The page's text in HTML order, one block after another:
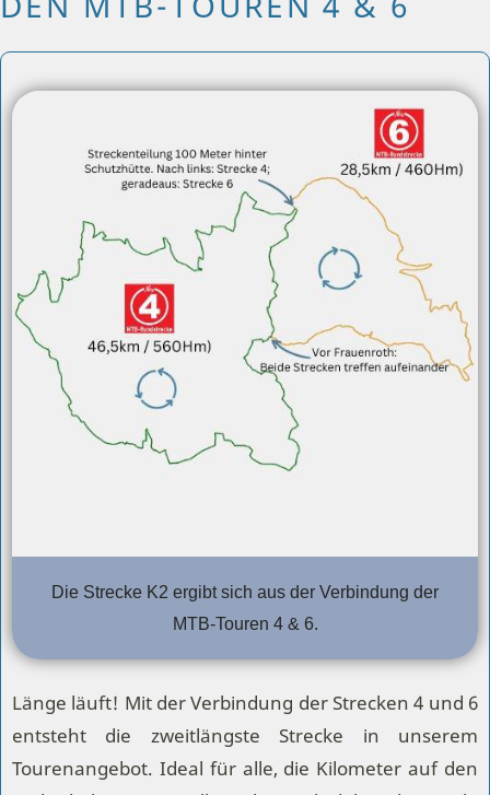
Die Strecke K2 ergibt sich aus der Verbindung der
MTB-Touren 4 & 6.
Länge läuft! Mit der Verbindung der Strecken 4 und 6
entsteht die zweitlängste Strecke in unserem
Tourenangebot. Ideal für alle, die Kilometer auf den